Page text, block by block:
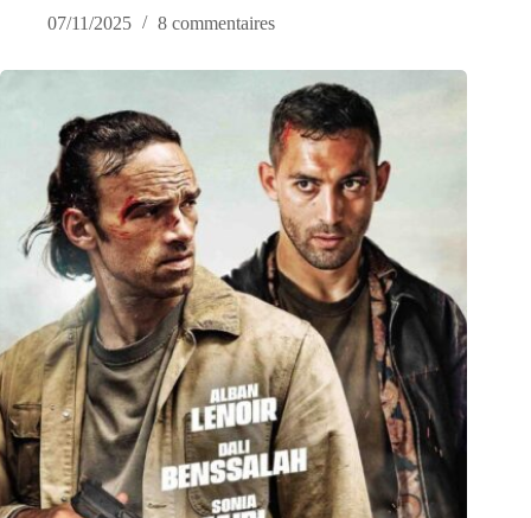
07/11/2025
8 commentaires